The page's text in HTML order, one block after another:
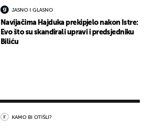
JASNO I GLASNO
Navijačima Hajduka prekipjelo nakon Istre:
Evo što su skandirali upravi i predsjedniku
Biliću
KAMO BI OTIŠLI?